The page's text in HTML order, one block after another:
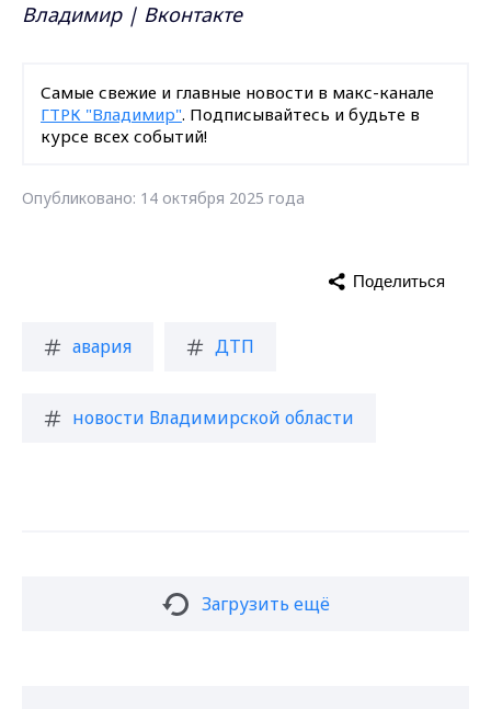
Владимир | Вконтакте
Самые свежие и главные новости в макс-канале
ГТРК "Владимир". Подписывайтесь и будьте в
курсе всех событий!
Опубликовано: 14 октября 2025 года
авария ДТП
новости Владимирской области
Поделиться
Загрузить ещё